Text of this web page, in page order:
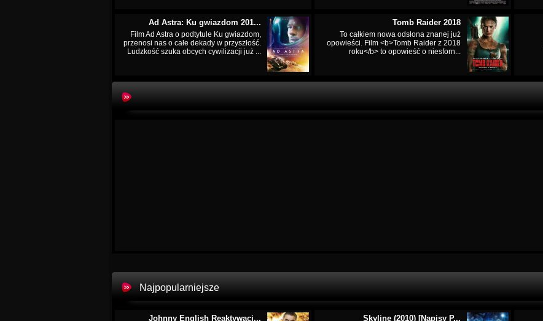
Ad Astra: Ku gwiazdom 201...
Film Ad Astra o podtytule Ku gwiazdom,
przenosi nas o całe dekady w przyszłość.
Ludzkość szuka obcych cywilizacji już ...
Tomb Raider 2018
To całkiem nowa odsłona znanej już
opowieści. Film <b>Tomb Raider z 2018
roku</b> to opowieść o niesforn...
Najpopularniejsze
Johnny English Reaktywacj... Skyline (2010) [Napisy P...